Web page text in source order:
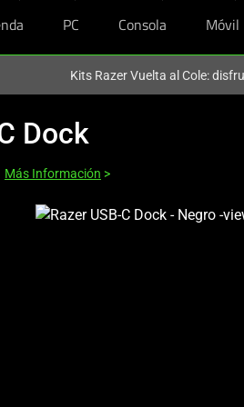
PC Consola Móvil
Kits Razer Vuelta al Cole:
Dock
Más Información >